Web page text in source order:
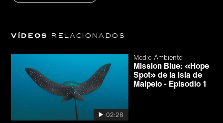
Vídeos relacionados
02:28
Medio Ambiente
Mission Blue: «Hope
Spot» de la isla de
Malpelo - Episodio 1